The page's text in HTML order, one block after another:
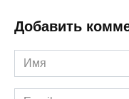
Добавить
Имя
*
Email